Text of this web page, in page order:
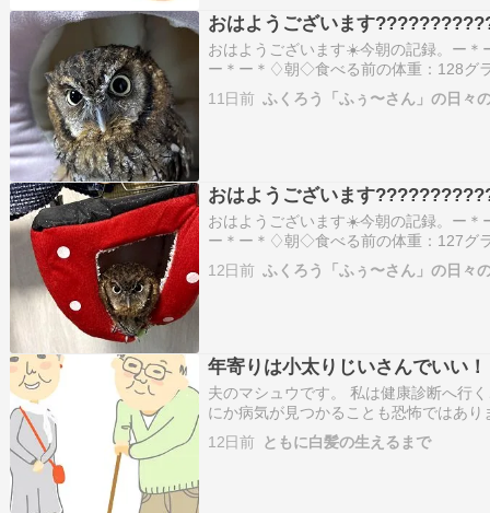
おはようございます
おはようございます☀️今朝の記録。ー＊
ー＊ー＊♢朝◇食べる前の体重：128グ
ズラサプリ：なし食べた量：5グラムペ
＊ー＊ー＊ー＊ー＊ー＊♪ふぅ〜さんの
11日前 ふくろう「ふぅ〜さん」の日々
おはようございます
おはようございます☀️今朝の記録。ー＊
ー＊ー＊♢朝◇食べる前の体重：127グ
ズラサプリ：なし食べた量：5グラムペ
＊ー＊ー＊ー＊ー＊ー＊♪ふぅ〜さんの
12日前 ふくろう「ふぅ〜さん」の日々
年寄りは小太りじいさんでいい
夫のマシュウです。 私は健康診断へ行
にか病気が見つかることも恐怖ではあ
計に乗ってください」と言われること
い」と言われて胴回りを測られること
12日前 ともに白髪の生えるまで